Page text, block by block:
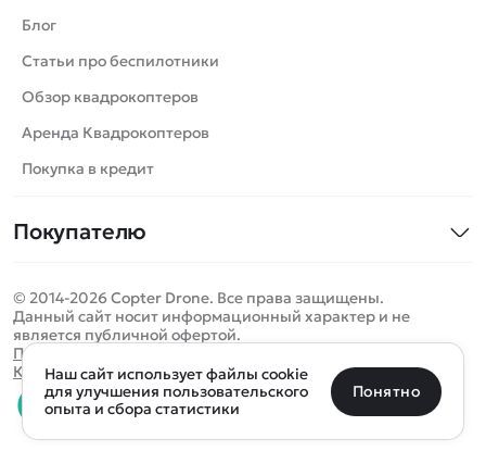
Вертолеты
Катера
Роботы
Самолеты
Сборные модели
Спецтехника
Игрушки
Запчасти для моделей
Бренды
Блог
Статьи про беспилотники
Обзор квадрокоптеров
Аренда Квадрокоптеров
Покупка в кредит
Покупателю
Оплата и доставка
Помощь
Отследить заказ
Оплата на сайте
© 2014-2026 Copter Drone. Все права защищены.
Данный сайт носит информационный характер и не
является публичной офертой.
Политика конфиденциальности
Карта сайта
0 товаров Очистить
Определить местоположение
Санкт-Петербург Москва Майкоп Уфа
Наш сайт использует файлы cookie
для улучшения пользовательского
опыта и сбора статистики
Понятно